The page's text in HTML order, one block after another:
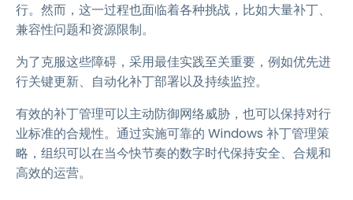
行。然而，这一过程也面临着各种挑战，比如大量补丁、
兼容性问题和资源限制。
为了克服这些障碍，采用最佳实践至关重要，例如优先进
行关键更新、自动化补丁部署以及持续监控。
有效的补丁管理可以主动防御网络威胁，也可以保持对行
业标准的合规性。通过实施可靠的 Windows 补丁管理策
略，组织可以在当今快节奏的数字时代保持安全、合规和
高效的运营。